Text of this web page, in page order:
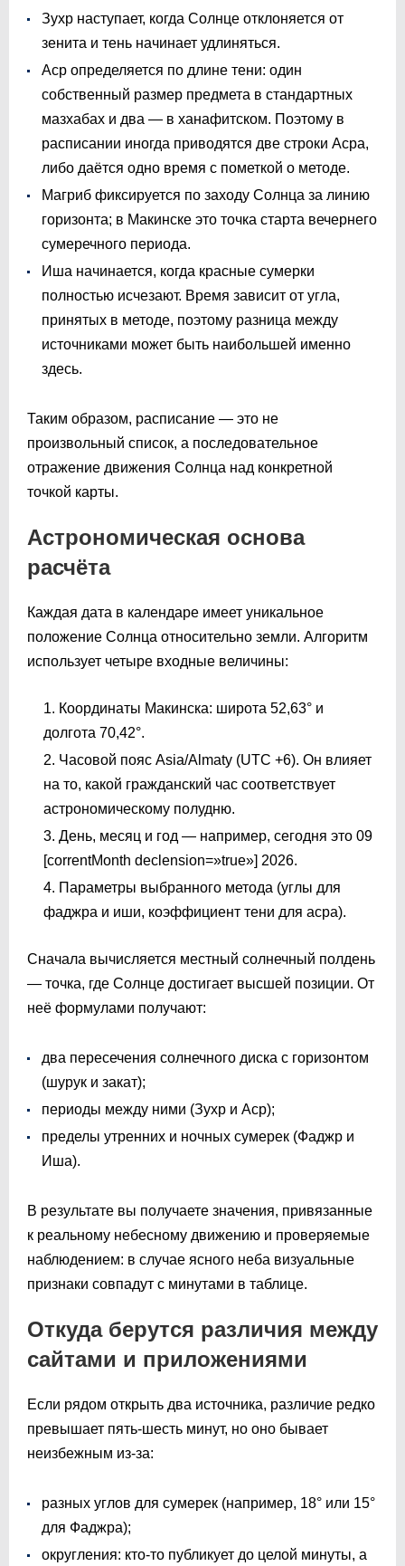
Зухр наступает, когда Солнце отклоняется от
зенита и тень начинает удлиняться.
Аср определяется по длине тени: один
собственный размер предмета в стандартных
мазхабах и два — в ханафитском. Поэтому в
расписании иногда приводятся две строки Асра,
либо даётся одно время с пометкой о методе.
Магриб фиксируется по заходу Солнца за линию
горизонта; в Макинске это точка старта вечернего
сумеречного периода.
Иша начинается, когда красные сумерки
полностью исчезают. Время зависит от угла,
принятых в методе, поэтому разница между
источниками может быть наибольшей именно
здесь.
Таким образом, расписание — это не
произвольный список, а последовательное
отражение движения Солнца над конкретной
точкой карты.
Астрономическая основа
расчёта
Каждая дата в календаре имеет уникальное
положение Солнца относительно земли. Алгоритм
использует четыре входные величины:
Координаты Макинска: широта 52,63° и
долгота 70,42°.
Часовой пояс Asia/Almaty (UTC +6). Он влияет
на то, какой гражданский час соответствует
астрономическому полудню.
День, месяц и год — например, сегодня это 09
[correntMonth declension=»true»] 2026.
Параметры выбранного метода (углы для
фаджра и иши, коэффициент тени для асра).
Сначала вычисляется местный солнечный полдень
— точка, где Солнце достигает высшей позиции. От
неё формулами получают:
два пересечения солнечного диска с горизонтом
(шурук и закат);
периоды между ними (Зухр и Аср);
пределы утренних и ночных сумерек (Фаджр и
Иша).
В результате вы получаете значения, привязанные
к реальному небесному движению и проверяемые
наблюдением: в случае ясного неба визуальные
признаки совпадут с минутами в таблице.
Откуда берутся различия между
сайтами и приложениями
Если рядом открыть два источника, различие редко
превышает пять-шесть минут, но оно бывает
неизбежным из-за:
разных углов для сумерек (например, 18° или 15°
для Фаджра);
округления: кто-то публикует до целой минуты, а